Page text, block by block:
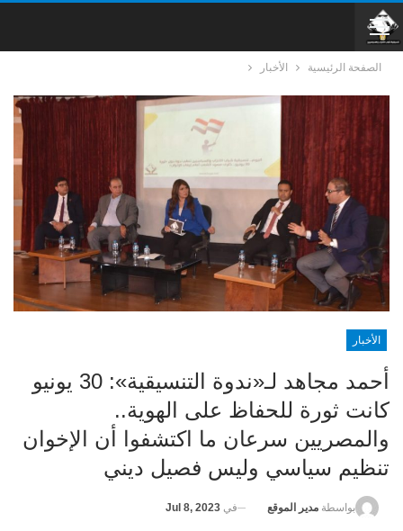
الصفحة الرئيسية الأخبار
الأخبار
أحمد مجاهد لـ«ندوة التنسيقية»: 30 يونيو
كانت ثورة للحفاظ على الهوية..
والمصريين سرعان ما اكتشفوا أن الإخوان
تنظيم سياسي وليس فصيل ديني
بواسطة مدير الموقع في Jul 8, 2023